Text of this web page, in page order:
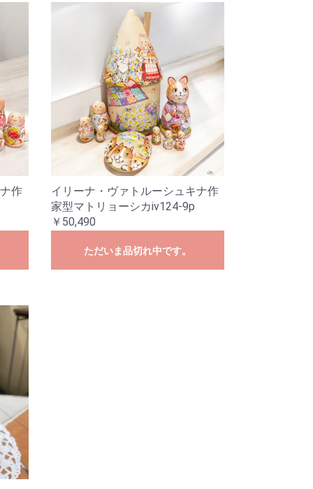
作
イリーナ・ヴァトルーシュキナ作
家型マトリョーシカiv124-9p
￥50,490
ただいま品切れ中です。